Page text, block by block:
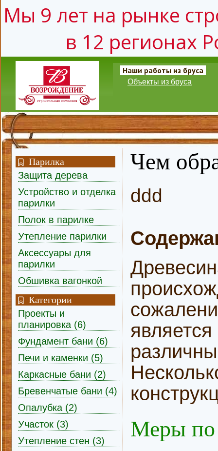
Мы 9 лет на рынке
в 12 регионах
Наши работы из бруса
Объекты из бруса
Парилка
Защита дерева
Устройство и отделка
парилки
Полок в парилке
Утепление парилки
Аксессуары для
парилки
Обшивка вагонкой
Категории
Проекты и
планировка (6)
Фундамент бани (6)
Печи и каменки (5)
Каркасные бани (2)
Бревенчатые бани (4)
Опалубка (2)
Участок (3)
Утепление стен (3)
Чем
ddd
Меры по